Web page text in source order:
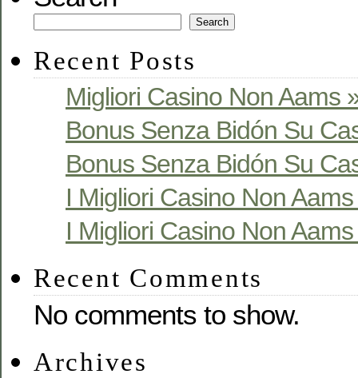
Search
Recent Posts
Migliori Casino Non Aams
Bonus Senza Bidón Su
Bonus Senza Bidón Su
I Migliori Casino Non
I Migliori Casino Non
Recent Comments
No comments to show.
Archives